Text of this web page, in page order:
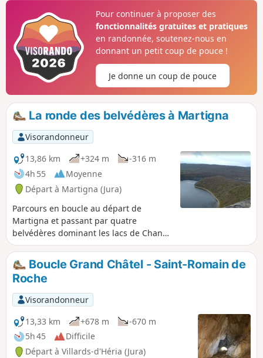
que la montée et permet de rejoindre tranquillement la
voiture.
Pour continuer à proposer des
fonctionnalités gratuites et pratiques
en randonnée, soutenez-nous en
donnant un petit coup de pouce !
Je donne un coup de pouce
La ronde des belvédères à Martigna
Visorandonneur
13,86 km
+324 m
-316 m
4h 55
Moyenne
Départ à Martigna (Jura)
Parcours en boucle au départ de
Martigna et passant par quatre
belvédères dominant les lacs de Chanon
et de Vouglans.Du haut de leur falaise,
les points de vue nous appellent à la
contemplation d’une nature verdoyante
et d'un reflet ou d'un coucher de soleil
sur ces lacs.
Boucle Grand Châtel - Saint-Romain de
Roche
Visorandonneur
13,33 km
+678 m
-670 m
5h 45
Difficile
Départ à Villards-d'Héria (Jura)